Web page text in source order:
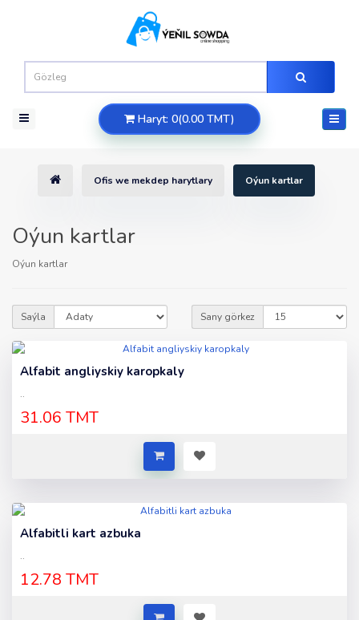
Haryt: 0(0.00 TMT)
Ofis we mekdep harytlary Oýun kartlar
Oýun kartlar
Oýun kartlar
Saýla Sany görkez
Alfabit angliyskiy karopkaly
..
31.06 TMT
Alfabitli kart azbuka
..
12.78 TMT